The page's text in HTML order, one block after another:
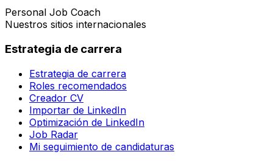
Personal Job Coach
Nuestros sitios internacionales
Estrategia de carrera
Estrategia de carrera
Roles recomendados
Creador CV
Importar de LinkedIn
Optimización de LinkedIn
Job Radar
Mi seguimiento de candidaturas